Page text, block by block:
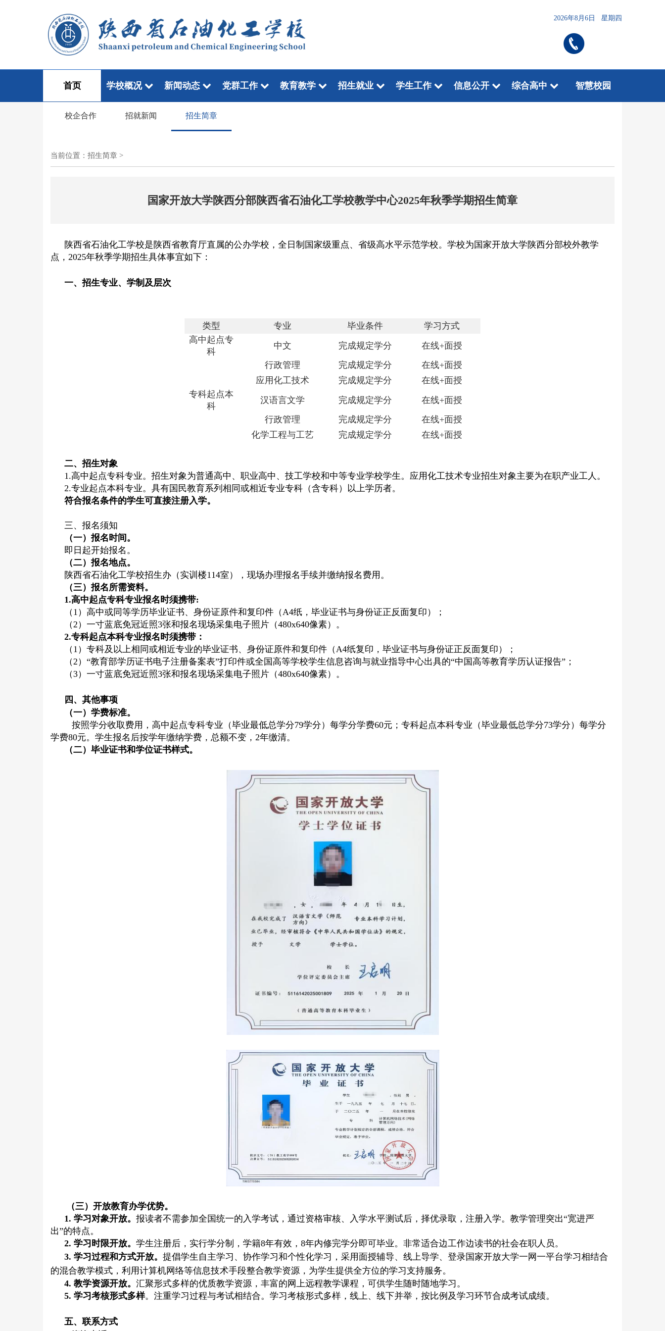
2026年8月6日 星期四
首页 学校概况 新闻动态 党群工作 教育教学 招生就业 学生工作 信息公开 综合高中 智慧校园
校企合作 招就新闻 招生简章
当前位置： 招生简章 >
国家开放大学陕西分部陕西省石油化工学校教学中心2025年秋季学期招生简章
陕西省石油化工学校是陕西省教育厅直属的公办学校，全日制国家级重点、省级高水平示范学校。学校为国家开放大学陕西分部校外教学
点，2025年秋季学期招生具体事宜如下：
一、招生专业、学制及层次
类型 专业 毕业条件
学习方式
高中起点专
科
中文 完成规定学分 在线+面授
行政管理
完成规定学分 在线+面授
应用化工技术
完成规定学分 在线+面授
专科起点本
科
汉语言文学 完成规定学分 在线+面授
行政管理
完成规定学分 在线+面授
化学工程与工艺
完成规定学分 在线+面授
二、招生对象
1.高中起点专科专业。招生对象为普通高中、职业高中、技工学校和中等专业学校学生。应用化工技术专业招生对象主要为在职产业工人。
2.专业起点本科专业。具有国民教育系列相同或相近专业专科（含专科）以上学历者。
符合报名条件的学生可直接注册入学。
三、报名须知
（一）报名时间。
即日起开始报名。
（二）报名地点。
陕西省石油化工学校招生办（实训楼114室），现场办理报名手续并缴纳报名费用。
（三）报名所需资料。
1.高中起点专科专业报名时须携带:
（1）高中或同等学历毕业证书、身份证原件和复印件（A4纸，毕业证书与身份证正反面复印）；
（2）一寸蓝底免冠近照3张和报名现场采集电子照片（480x640像素）。
2.专科起点本科专业报名时须携带 ：
（1） 专科及以上相同或相近专业的毕业证书、身份证原件和复印件 （A4纸复印，毕业证书与身份证正反面复印）；
（2）“教育部学历证书电子注册备案表”打印件或全国高等学校学生信息咨询与就业指导中心出具的“中国高等教育学历认证报告”；
（3）一寸蓝底免冠近照3张和报名现场采集电子照片（480x640像素）。
四、其他事项
（一）学费标准。
按照学分收取费用，高中起点专科专业（毕业最低总学分79学分）每学分学费60元；专科起点本科专业（毕业最低总学分73学分）每学分
学费80元。学生报名后按学年缴纳学费，总额不变，2年缴清。
（二）毕业证书和学位证书样式。
（三）开放教育办学优势。
1. 学习对象开放。 报读者不需参加全国统一的入学考试，通过资格审核、入学水平测试后，择优录取，注册入学。教学管理突出“宽进严
出”的特点。
2. 学习时限开放。 学生注册后，实行学分制，学籍8年有效，8年内修完学分即可毕业。非常适合边工作边读书的社会在职人员。
3. 学习过程和方式开放。 提倡学生自主学习、协作学习和个性化学习，采用面授辅导、线上导学、登录国家开放大学一网 一平台学习相结合
的混合教学模式，利用计算机网络等信息技术手段整合教学资源，为学生提供全方位的学习支持服务。
4. 教学资源开放。 汇聚形式多样的优质教学资源，丰富的网上远程教学课程，可供学生随时随地学习。
5. 学习考核形式多样。注重学习过程与考试相结合。学习考核形式多样，线上、线下并举，按比例及学习环节合成考试成绩。
五、联系方式